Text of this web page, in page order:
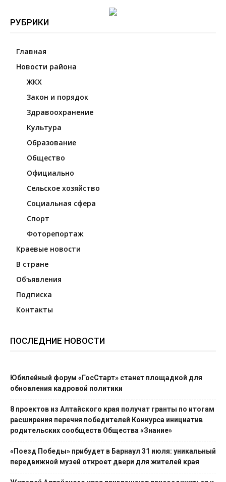
РУБРИКИ
Главная
Новости района
ЖКХ
Закон и порядок
Здравоохранение
Культура
Образование
Общество
Официально
Сельское хозяйство
Социальная сфера
Спорт
Фоторепортаж
Краевые новости
В стране
Объявления
Подписка
Контакты
ПОСЛЕДНИЕ НОВОСТИ
Юбилейный форум «ГосСтарт» станет площадкой для
обновления кадровой политики
8 проектов из Алтайского края получат гранты по итогам
расширения перечня победителей Конкурса инициатив
родительских сообществ Общества «Знание»
«Поезд Победы» прибудет в Барнаул 31 июля: уникальный
передвижной музей откроет двери для жителей края